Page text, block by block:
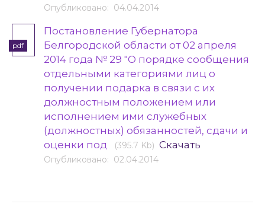
Опубликовано: 04.04.2014
pdf
Постановление Губернатора
Белгородской области от 02 апреля
2014 года № 29 "О порядке сообщения
отдельными категориями лиц о
получении подарка в связи с их
должностным положением или
исполнением ими служебных
(должностных) обязанностей, сдачи и
оценки под
(395.7 Kb) Скачать
Опубликовано: 02.04.2014